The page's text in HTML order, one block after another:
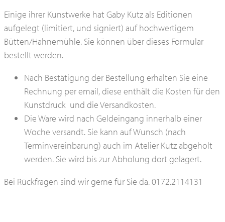
Einige ihrer Kunstwerke hat Gaby Kutz als Editionen
aufgelegt (limitiert, und signiert) auf hochwertigem
Bütten/Hahnemühle. Sie können über dieses Formular
bestellt werden.
Nach Bestätigung der Bestellung erhalten Sie eine
Rechnung per email, diese enthält die Kosten für den
Kunstdruck und die Versandkosten.
Die Ware wird nach Geldeingang innerhalb einer
Woche versandt. Sie kann auf Wunsch (nach
Terminvereinbarung) auch im Atelier Kutz abgeholt
werden. Sie wird bis zur Abholung dort gelagert.
Bei Rückfragen sind wir gerne für Sie da. 0172.2114131